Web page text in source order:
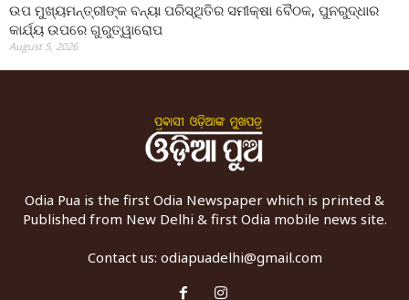
ଉପ ମୁଖ୍ୟମନ୍ତ୍ରୀଙ୍କ ବନ୍ୟା ପରିସ୍ଥିତିର ସମୀକ୍ଷା ବୈଠକ, ପୁନରୁଦ୍ଧାର
କାର୍ଯ୍ୟ ଉପରେ ଗୁରୁତ୍ୱାରୋପ
August 5, 2026
Odia Pua is the first Odia Newspaper which is printed &
Published from New Delhi & first Odia mobile news site.
Contact us: odiapuadelhi@gmail.com